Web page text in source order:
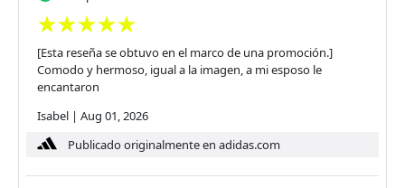
[Esta reseña se obtuvo en el marco de una promoción.]
Comodo y hermoso, igual a la imagen, a mi esposo le
encantaron
Isabel | Aug 01, 2026
Publicado originalmente en adidas.com